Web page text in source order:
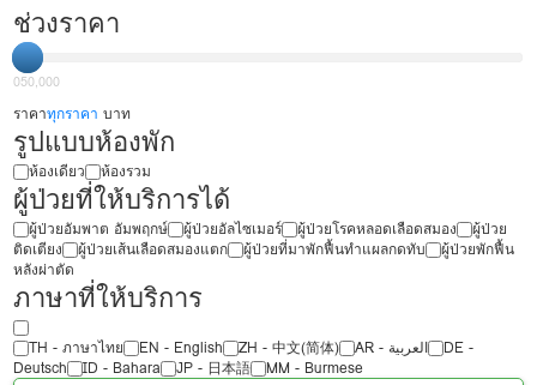
ช่วงราคา
050,000
ราคาทุกราคา บาท
รูปแบบห้องพัก
ห้องเดียว ห้องรวม
ผู้ป่วยที่ให้บริการได้
ผู้ป่วยอัมพาต อัมพฤกษ์ ผู้ป่วยอัลไซเมอร์ ผู้ป่วยโรคหลอดเลือดสมอง
ผู้ป่วย
ติดเตียง
ผู้ป่วยเส้นเลือดสมองแตก ผู้ป่วยที่มาพักฟื้นทำแผลกดทับ
ผู้ป่วยพักฟื้น
หลังผ่าตัด
ภาษาที่ให้บริการ
TH - ‏ภาษาไทย EN - English ZH - 中文(简体) ‏AR - ‏العربية‏
DE -
Deutsch
ID - Bahara JP - 日本語
MM - Burmese